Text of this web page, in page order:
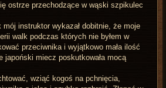
ostrze przechodzące w wąski szpikulec
mój instruktor wykazał dobitnie, że moje
walk podczas których nie byłem w
przeciwnika i wyjątkowo mała ilość
japoński miecz poskutkowała mocą
wziąć kogoś na pchnięcia,